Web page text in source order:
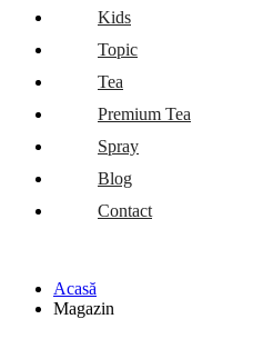
Kids
Topic
Tea
Premium Tea
Spray
Blog
Contact
Acasă
Magazin